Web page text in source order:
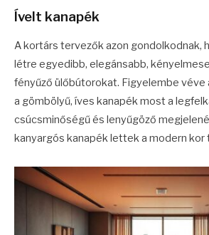
Ívelt kanapék
A kortárs tervezők azon gondolkodnak,
létre egyedibb, elegánsabb,
fényűző ülőbútorokat. Figyelembe véve
a gömbölyű, íves kanapék most a
csúcsminőségű és lenyűgöző
kanyargós kanapék lettek a modern kor